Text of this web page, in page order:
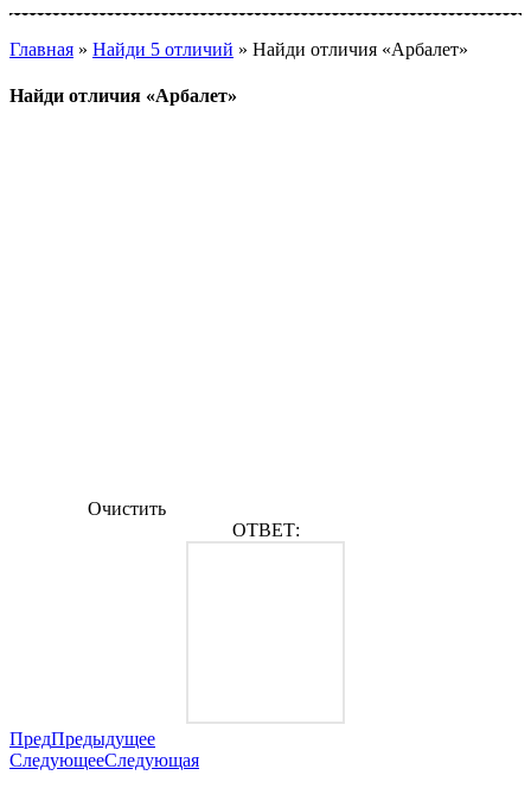
Главная » Найди 5 отличий » Найди отличия «Арбалет»
Найди отличия «Арбалет»
Очистить
ОТВЕТ:
ПредПредыдущее
СледующееСледующая